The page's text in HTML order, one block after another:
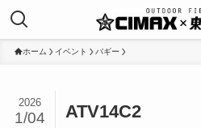
ホーム イベント バギー
ATV14C2
2026
1/04